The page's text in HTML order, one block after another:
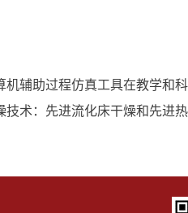
机辅助过程仿真工具在教学和
技术：先进流化床干燥和先进